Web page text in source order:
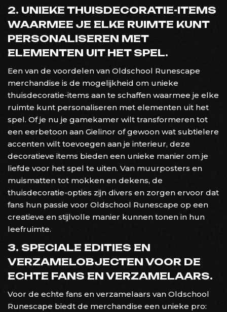
2. UNIEKE THUISDECORATIE-ITEMS
WAARMEE JE ELKE RUIMTE KUNT
PERSONALISEREN MET
ELEMENTEN UIT HET SPEL.
Een van de voordelen van Oldschool Runescape
merchandise is de mogelijkheid om unieke
thuisdecoratie-items aan te schaffen waarmee je elke
ruimte kunt personaliseren met elementen uit het
spel. Of je nu je gamekamer wilt transformeren tot
een eerbetoon aan Gielinor of gewoon wat subtielere
accenten wilt toevoegen aan je interieur, deze
decoratieve items bieden een unieke manier om je
liefde voor het spel te uiten. Van muurposters en
muismatten tot mokken en dekens, de
thuisdecoratie-opties zijn divers en zorgen ervoor dat
fans hun passie voor Oldschool Runescape op een
creatieve en stijlvolle manier kunnen tonen in hun
leefruimte.
3. SPECIALE EDITIES EN
VERZAMELOBJECTEN VOOR DE
ECHTE FANS EN VERZAMELAARS.
Voor de echte fans en verzamelaars van Oldschool
Runescape biedt de merchandise een unieke pro: